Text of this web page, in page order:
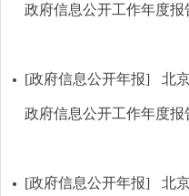
政府信息公开工作年度报
[政府信息公开年报] 北
政府信息公开工作年度报
[政府信息公开年报] 北